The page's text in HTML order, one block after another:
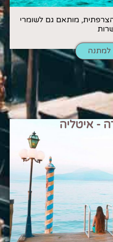
הצרפתית, מותאם גם לשומרי
למתנה
- איטליה